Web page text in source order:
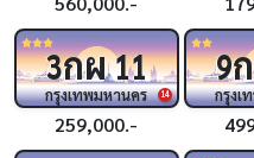
14
3กผ11
กรุงเทพมหานคร
259,000.-
9
กรุงเ